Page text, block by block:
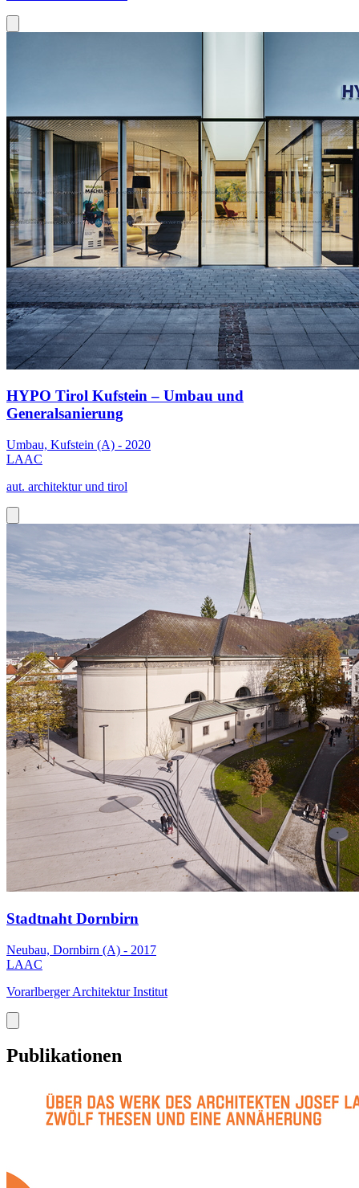
HYPO Tirol Kufstein – Umbau und
Generalsanierung
Umbau, Kufstein (A) - 2020
LAAC
aut. architektur und tirol
Stadtnaht Dornbirn
Neubau, Dornbirn (A) - 2017
LAAC
Vorarlberger Architektur Institut
Publikationen